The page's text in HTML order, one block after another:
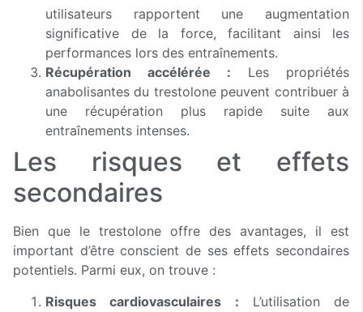
utilisateurs rapportent une augmentation
significative de la force, facilitant ainsi les
performances lors des entraînements.
Récupération accélérée : Les propriétés
anabolisantes du trestolone peuvent contribuer à
une récupération plus rapide suite aux
entraînements intenses.
Les risques et effets
secondaires
Bien que le trestolone offre des avantages, il est
important d’être conscient de ses effets secondaires
potentiels. Parmi eux, on trouve :
Risques cardiovasculaires : L’utilisation de